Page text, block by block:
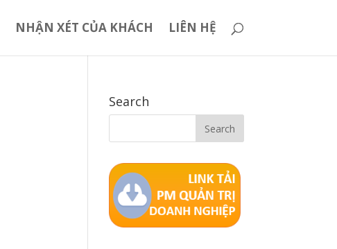
NHẬN XÉT CỦA KHÁCH LIÊN HỆ
Search